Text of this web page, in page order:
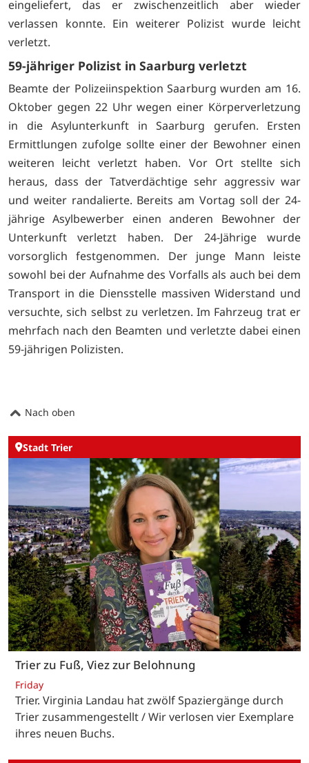
eingeliefert, das er zwischenzeitlich aber wieder
verlassen konnte. Ein weiterer Polizist wurde leicht
verletzt.
59-jähriger Polizist in Saarburg verletzt
Beamte der Polizeiinspektion Saarburg wurden am 16.
Oktober gegen 22 Uhr wegen einer Körperverletzung
in die Asylunterkunft in Saarburg gerufen. Ersten
Ermittlungen zufolge sollte einer der Bewohner einen
weiteren leicht verletzt haben. Vor Ort stellte sich
heraus, dass der Tatverdächtige sehr aggressiv war
und weiter randalierte. Bereits am Vortag soll der 24-
jährige Asylbewerber einen anderen Bewohner der
Unterkunft verletzt haben. Der 24-Jährige wurde
vorsorglich festgenommen. Der junge Mann leiste
sowohl bei der Aufnahme des Vorfalls als auch bei dem
Transport in die Diensstelle massiven Widerstand und
versuchte, sich selbst zu verletzen. Im Fahrzeug trat er
mehrfach nach den Beamten und verletzte dabei einen
59-jährigen Polizisten.
Nach oben
Stadt Trier
Trier zu Fuß, Viez zur Belohnung
Friday
Trier. Virginia Landau hat zwölf Spaziergänge durch
Trier zusammengestellt / Wir verlosen vier Exemplare
ihres neuen Buchs.